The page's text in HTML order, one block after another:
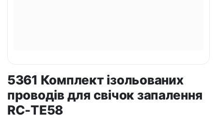
5361 Комплект ізольованих
проводів для свічок запалення
RC-TE58